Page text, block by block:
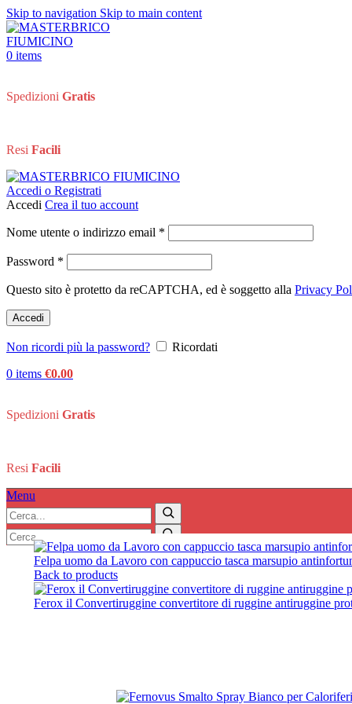
Skip to navigation Skip to main content
0 items
Spedizioni Gratis
Resi Facili
Accedi o Registrati
Accedi Crea il tuo account
Nome utente o indirizzo email *
Password *
Questo sito è protetto da reCAPTCHA, ed è soggetto alla Privacy
Accedi
Non ricordi più la password?
Ricordati
0 items €0.00
Spedizioni Gratis
Resi Facili
Menu
Search:
Search
Search:
Search
Home/ Casa e Bricolage/ Vernici e Solventi
Felpa uomo da Lavoro con cappuccio tasca marsupio
Back to products
Ferox il Convertiruggine convertitore di ruggine antiruggine